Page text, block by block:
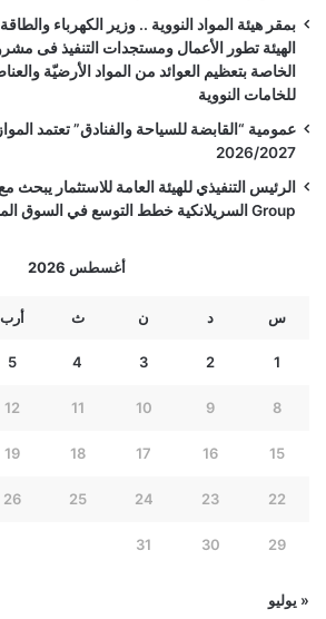
بمقر هيئة المواد النووية .. وزير الكهرباء
الهيئة تطور الأعمال ومستجدات التنفيذ فى
الخاصة بتعظيم العوائد من المواد الأرضيّة
للخامات النووية
عمومية “القابضة للسياحة والفنادق” تعتمد
2026/2027
Group السريلانكية خطط التوسع في السوق المصرية
أغسطس 2026
س د ن ث أرب
1
2
3
4
5
8
9
10
11
12
15
16
17
18
19
22
23
24
25
26
29
30
31
« يوليو